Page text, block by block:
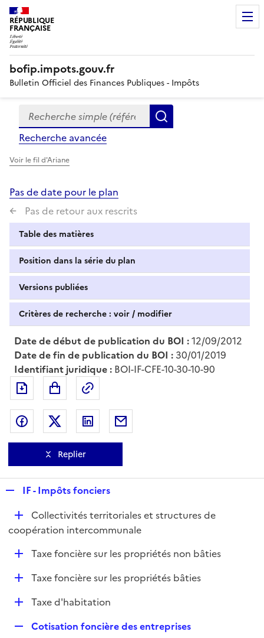
RÉPUBLIQUE
FRANÇAISE
bofip.impots.gouv.fr
Bulletin Officiel des Finances Publiques - Impôts
Formulaire
de
recherche
Recherche simple (références, mots clés, partie du
Recherche avancée
Voir le fil d'Ariane
Pas de date pour le plan
Pas de retour aux rescrits
Table des matières
Position dans la série du plan
Versions publiées
Critères de recherche : voir / modifier
Date de début de publication du BOI :12/09/2012
Date de fin de publication du BOI : 30/01/2019
Identifiant juridique : BOI-IF-CFE-10-30-10-90
Exporter le document au format pdf
Partager sur Facebook
Partager sur Twitter
Partager sur LinkedIn
Replier
p
l
i
e
r
IF - Impôts fonciers
D
é
Collectivités territoriales et structures de
coopération intercommunale
DTaxe foncière sur les propriétés non bâties
DTaxe foncière sur les propriétés bâties
D
p
Taxe d'habitation
Cotisation foncière des entreprises